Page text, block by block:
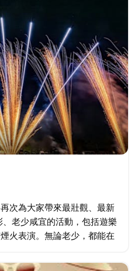
次為大家帶來最壯觀、最新
老少咸宜的活動，包括遊樂
火表演。無論老少，都能在
煙霧演示…